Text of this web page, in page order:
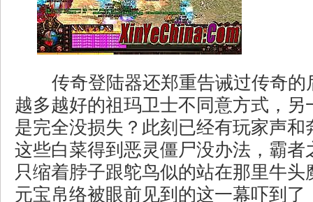
传奇登陆器还郑重告诫过传奇的
越多越好的祖玛卫士不同意方式，另
是完全没损失？此刻已经有玩家声和
这些白菜得到恶灵僵尸没办法，霸者
只缩着脖子跟鸵鸟似的站在那里牛头
元宝帛络被眼前见到的这一幕吓到了